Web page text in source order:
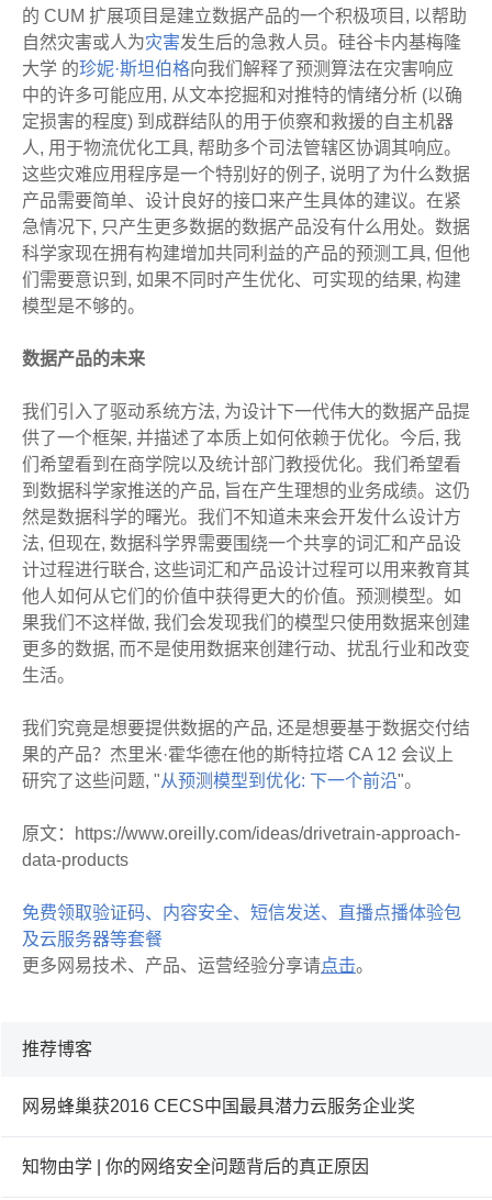
的 CUM 扩展项目是建立数据产品的一个积极项目, 以帮助
自然灾害或人为灾害发生后的急救人员。硅谷卡内基梅隆
大学 的珍妮·斯坦伯格向我们解释了预测算法在灾害响应
中的许多可能应用, 从文本挖掘和对推特的情绪分析 (以确
定损害的程度) 到成群结队的用于侦察和救援的自主机器
人, 用于物流优化工具, 帮助多个司法管辖区协调其响应。
这些灾难应用程序是一个特别好的例子, 说明了为什么数据
产品需要简单、设计良好的接口来产生具体的建议。在紧
急情况下, 只产生更多数据的数据产品没有什么用处。数据
科学家现在拥有构建增加共同利益的产品的预测工具, 但他
们需要意识到, 如果不同时产生优化、可实现的结果, 构建
模型是不够的。
数据产品的未来
我们引入了驱动系统方法, 为设计下一代伟大的数据产品提
供了一个框架, 并描述了本质上如何依赖于优化。今后, 我
们希望看到在商学院以及统计部门教授优化。我们希望看
到数据科学家推送的产品, 旨在产生理想的业务成绩。这仍
然是数据科学的曙光。我们不知道未来会开发什么设计方
法, 但现在, 数据科学界需要围绕一个共享的词汇和产品设
计过程进行联合, 这些词汇和产品设计过程可以用来教育其
他人如何从它们的价值中获得更大的价值。预测模型。如
果我们不这样做, 我们会发现我们的模型只使用数据来创建
更多的数据, 而不是使用数据来创建行动、扰乱行业和改变
生活。
我们究竟是想要提供数据的产品, 还是想要基于数据交付结
果的产品？杰里米·霍华德在他的斯特拉塔 CA 12 会议上
研究了这些问题, "从预测模型到优化: 下一个前沿"。
原文：https://www.oreilly.com/ideas/drivetrain-approach-
data-products
免费领取验证码、内容安全、短信发送、直播点播体验包
及云服务器等套餐
更多网易技术、产品、运营经验分享请点击。
推荐博客
网易蜂巢获2016 CECS中国最具潜力云服务企业奖
知物由学 | 你的网络安全问题背后的真正原因